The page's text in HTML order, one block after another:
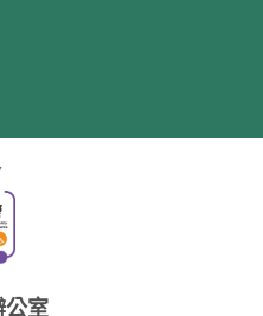
公室